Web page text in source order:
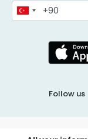
Follow us